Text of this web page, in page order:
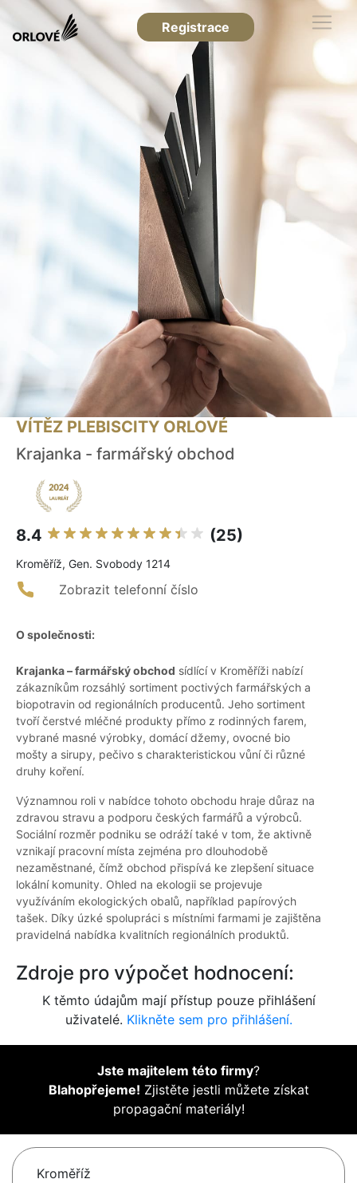
Registrace
VÍTĚZ PLEBISCITY ORLOVÉ
Krajanka - farmářský obchod
8.4 (25)
Kroměříž, Gen. Svobody 1214
Zobrazit telefonní číslo
O společnosti:
Krajanka – farmářský obchod sídlící v Kroměříži nabízí
zákazníkům rozsáhlý sortiment poctivých farmářských a
biopotravin od regionálních producentů. Jeho sortiment
tvoří čerstvé mléčné produkty přímo z rodinných farem,
vybrané masné výrobky, domácí džemy, ovocné bio
mošty a sirupy, pečivo s charakteristickou vůní či různé
druhy koření.
Významnou roli v nabídce tohoto obchodu hraje důraz na
zdravou stravu a podporu českých farmářů a výrobců.
Sociální rozměr podniku se odráží také v tom, že aktivně
vznikají pracovní místa zejména pro dlouhodobě
nezaměstnané, čímž obchod přispívá ke zlepšení situace
lokální komunity. Ohled na ekologii se projevuje
využíváním ekologických obalů, například papírových
tašek. Díky úzké spolupráci s místními farmami je zajištěna
pravidelná nabídka kvalitních regionálních produktů.
Zdroje pro výpočet hodnocení:
K těmto údajům mají přístup pouze přihlášení
uživatelé. Klikněte sem pro přihlášení.
Jste majitelem této firmy?
Blahopřejeme! Zjistěte jestli můžete získat
propagační materiály!
Kroměříž